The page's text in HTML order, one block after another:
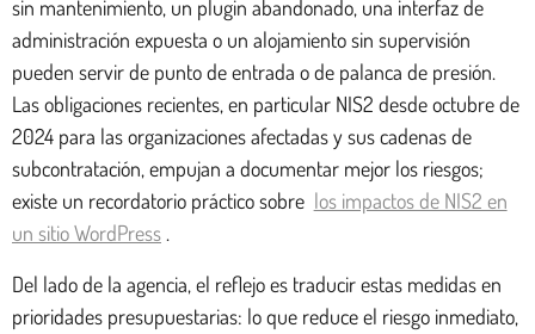
sin mantenimiento, un plugin abandonado, una interfaz de
administración expuesta o un alojamiento sin supervisión
pueden servir de punto de entrada o de palanca de presión.
Las obligaciones recientes, en particular NIS2 desde octubre de
2024 para las organizaciones afectadas y sus cadenas de
subcontratación, empujan a documentar mejor los riesgos;
existe un recordatorio práctico sobre los impactos de NIS2 en
un sitio WordPress .
Del lado de la agencia, el reflejo es traducir estas medidas en
prioridades presupuestarias: lo que reduce el riesgo inmediato,